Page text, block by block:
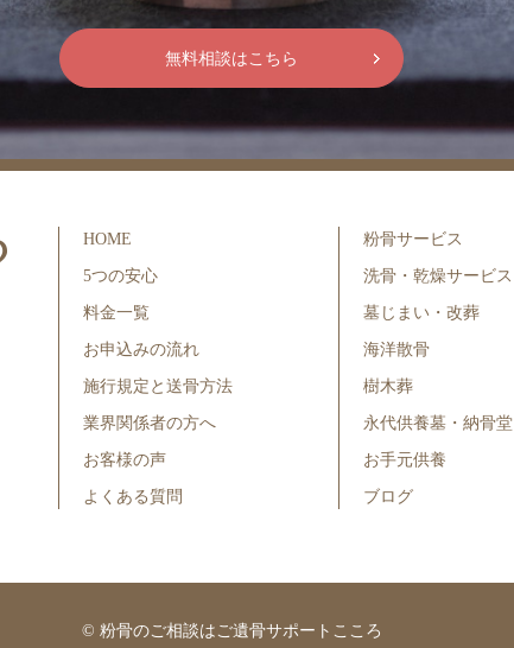
無料相談はこちら
HOME
5つの安心
料金一覧
お申込みの流れ
施行規定と送骨方法
業界関係者の方へ
お客様の声
よくある質問
粉骨サービス
洗骨・乾燥サービス
墓じまい・改葬
海洋散骨
樹木葬
永代供養墓・納骨堂
お手元供養
ブログ
© 粉骨のご相談はご遺骨サポートこころ